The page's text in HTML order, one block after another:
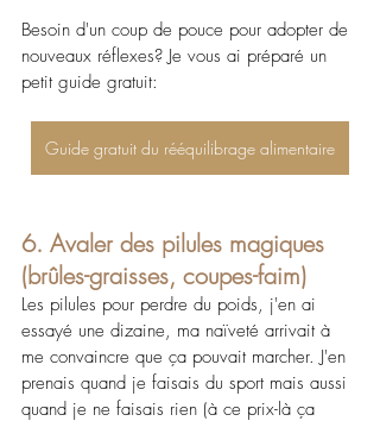
Besoin d'un coup de pouce pour adopter de
nouveaux réflexes? Je vous ai préparé un
petit guide gratuit:
Guide gratuit du rééquilibrage alimentaire
6. Avaler des pilules magiques
(brûles-graisses, coupes-faim)
Les pilules pour perdre du poids, j'en ai
essayé une dizaine, ma naïveté arrivait à
me convaincre que ça pouvait marcher. J'en
prenais quand je faisais du sport mais aussi
quand je ne faisais rien (à ce prix-là ça